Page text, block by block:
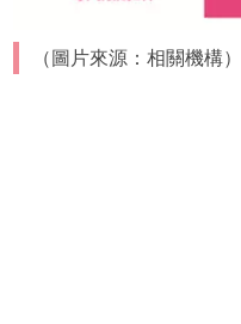
（圖片來源：相關機構）